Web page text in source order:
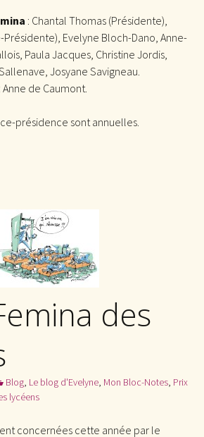
: Chantal Thomas (Présidente),
Présidente), Evelyne Bloch-Dano, Anne-
Paula Jacques, Christine Jordis,
Josyane Savigneau.
de Caumont.
présidence sont annuelles.
des
Blog, Le blog d'Evelyne, Mon Bloc-Notes, Prix
lycéens
concernées cette année par le